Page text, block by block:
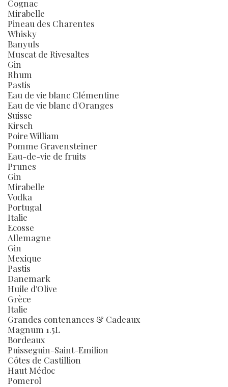
Cognac
Mirabelle
Pineau des Charentes
Whisky
Banyuls
Muscat de Rivesaltes
Gin
Rhum
Pastis
Eau de vie blanc Clémentine
Eau de vie blanc d'Oranges
Suisse
Kirsch
Poire William
Pomme Gravensteiner
Eau-de-vie de fruits
Prunes
Gin
Mirabelle
Vodka
Portugal
Italie
Ecosse
Allemagne
Gin
Mexique
Pastis
Danemark
Huile d'Olive
Grèce
Italie
Grandes contenances & Cadeaux
Magnum 1.5L
Bordeaux
Puisseguin-Saint-Emilion
Côtes de Castillion
Haut Médoc
Pomerol